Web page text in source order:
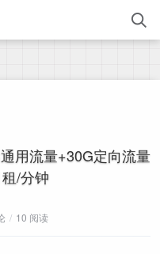
用流量+30G定向流量
/分钟
/ 10 阅读